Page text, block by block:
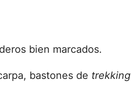
bien marcados.
bastones de trekking